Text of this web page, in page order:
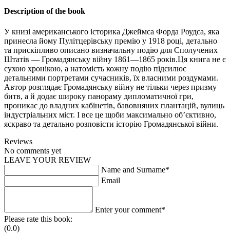
Description of the book
У книзі американського історика Джеймса Форда Роудса, яка
принесла йому Пулітцерівську премію у 1918 році, детально
та прискіпливо описано визначальну подію для Сполучених
Штатів — Громадянську війну 1861—1865 років.Ця книга не є
сухою хронікою, а натомість кожну подію підсилює
детальними портретами сучасників, їх власними роздумами.
Автор розглядає Громадянську війну не тільки через призму
битв, а й додає широку панораму дипломатичної гри,
проникає до владних кабінетів, бавовняних плантацій, вулиць
індустріальних міст. І все це щоби максимально об’єктивно,
яскраво та детально розповісти історію Громадянської війни.
Reviews
No comments yet
LEAVE YOUR REVIEW
Name and Surname*
Email
Enter your comment*
Please rate this book:
(0.0)